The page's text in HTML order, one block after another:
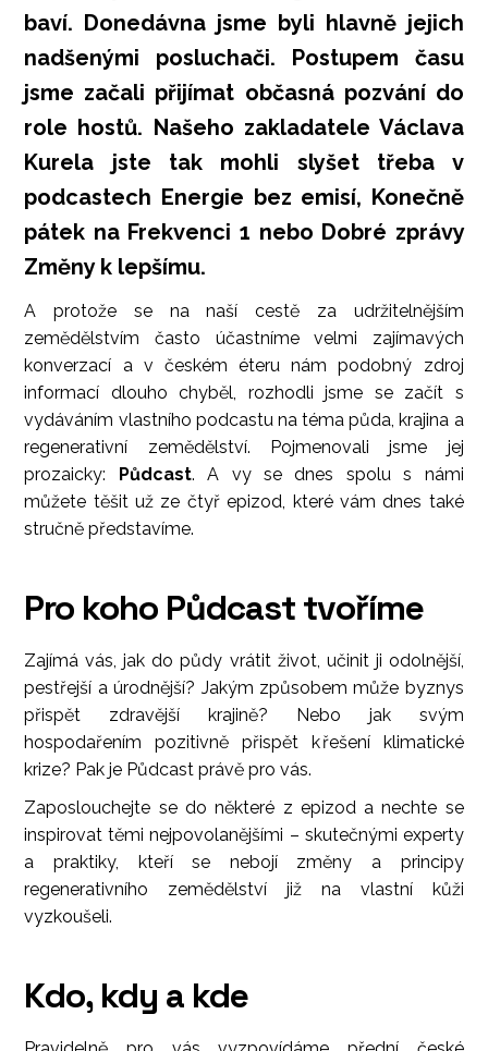
baví. Donedávna jsme byli hlavně jejich
nadšenými posluchači. Postupem času
jsme začali přijímat občasná pozvání do
role hostů. Našeho zakladatele Václava
Kurela jste tak mohli slyšet třeba v
podcastech Energie bez emisí, Konečně
pátek na Frekvenci 1 nebo Dobré zprávy
Změny k lepšímu.
A protože se na naší cestě za udržitelnějším
zemědělstvím často účastníme velmi zajímavých
konverzací a v českém éteru nám podobný zdroj
informací dlouho chyběl, rozhodli jsme se začít s
vydáváním vlastního podcastu na téma půda, krajina a
regenerativní zemědělství. Pojmenovali jsme jej
prozaicky: Půdcast. A vy se dnes spolu s námi
můžete těšit už ze čtyř epizod, které vám dnes také
stručně představíme.
Pro koho Půdcast tvoříme
Zajímá vás, jak do půdy vrátit život, učinit ji odolnější,
pestřejší a úrodnější? Jakým způsobem může byznys
přispět zdravější krajině? Nebo jak svým
hospodařením pozitivně přispět k řešení klimatické
krize? Pak je Půdcast právě pro vás.
Zaposlouchejte se do některé z epizod a nechte se
inspirovat těmi nejpovolanějšími – skutečnými experty
a praktiky, kteří se nebojí změny a principy
regenerativního zemědělství již na vlastní kůži
vyzkoušeli.
Kdo, kdy a kde